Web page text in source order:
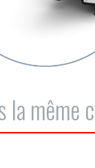
la même